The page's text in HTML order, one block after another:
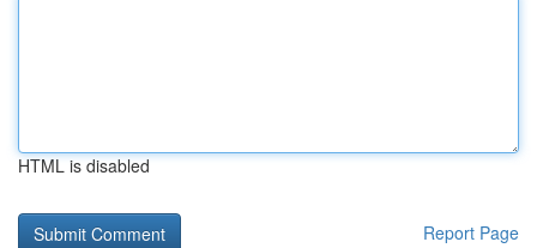
HTML is disabled
Report Page